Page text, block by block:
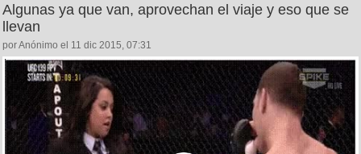
Algunas ya que van, aprovechan el viaje y eso que se
llevan
por Anónimo el 11 dic 2015, 07:31